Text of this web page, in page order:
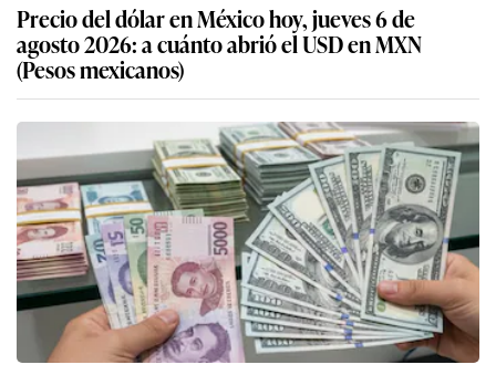
Precio del dólar en México hoy, jueves 6 de
agosto 2026: a cuánto abrió el USD en MXN
(Pesos mexicanos)